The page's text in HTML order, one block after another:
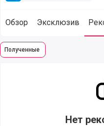
Обзор Эксклюзив
Полученные
Нет